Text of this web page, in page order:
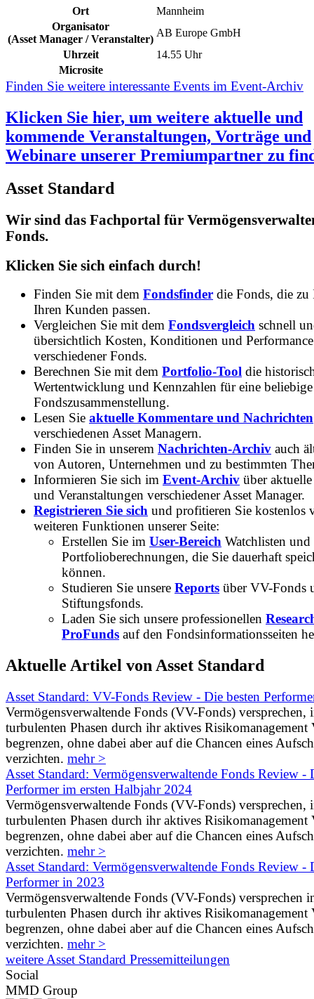
Ort
Mannheim
Organisator
(Asset Manager / Veranstalter)
AB Europe GmbH
Uhrzeit
14.55 Uhr
Microsite
Finden Sie weitere interessante Events im Event-Archiv
Klicken Sie hier, um weitere aktuelle und
kommende Veranstaltungen, Vorträge und
Webinare unserer Premiumpartner zu
Asset Standard
Wir sind das Fachportal für
Fonds.
Klicken Sie sich einfach durch!
Finden Sie mit dem Fondsfinder die Fonds, die zu
Ihren Kunden passen.
Vergleichen Sie mit dem Fondsvergleich schnell
übersichtlich Kosten, Konditionen und Performance
verschiedener Fonds.
Berechnen Sie mit dem Portfolio-Tool die
Wertentwicklung und Kennzahlen für eine beliebige
Fondszusammenstellung.
Lesen Sie aktuelle Kommentare und Nachrichten
verschiedenen Asset Managern.
Finden Sie in unserem Nachrichten-Archiv auch
von Autoren, Unternehmen und zu bestimmten
Informieren Sie sich im Event-Archiv über
und Veranstaltungen verschiedener Asset Manager.
Registrieren Sie sich und profitieren Sie kostenlos
weiteren Funktionen unserer Seite:
Erstellen Sie im User-Bereich Watchlisten und
Portfolioberechnungen, die Sie dauerhaft
können.
Studieren Sie unsere Reports über VV-Fonds
Stiftungsfonds.
Laden Sie sich unsere professionellen
ProFunds auf den Fondsinformationsseiten
Aktuelle Artikel von Asset Standard
Asset Standard: VV-Fonds Review - Die besten
Vermögensverwaltende Fonds (VV-Fonds) versprechen,
turbulenten Phasen durch ihr aktives Risikomanagement
begrenzen, ohne dabei aber auf die Chancen eines
verzichten. mehr >
Asset Standard: Vermögensverwaltende Fonds Review -
Performer im ersten Halbjahr 2024
Vermögensverwaltende Fonds (VV-Fonds) versprechen,
turbulenten Phasen durch ihr aktives Risikomanagement
begrenzen, ohne dabei aber auf die Chancen eines
verzichten. mehr >
Asset Standard: Vermögensverwaltende Fonds Review -
Performer in 2023
Vermögensverwaltende Fonds (VV-Fonds) versprechen
turbulenten Phasen durch ihr aktives Risikomanagement
begrenzen, ohne dabei aber auf die Chancen eines
verzichten. mehr >
weitere Asset Standard Pressemitteilungen
Social
MMD Group